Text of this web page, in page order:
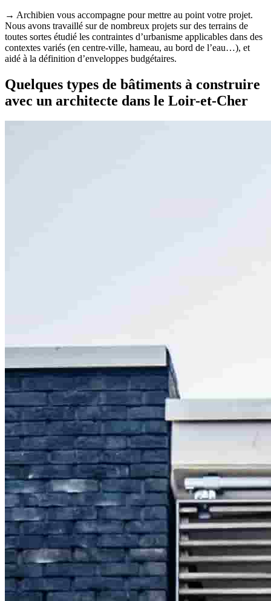
→ Archibien vous accompagne pour mettre au point votre projet.
Nous avons travaillé sur de nombreux projets sur des terrains de
toutes sortes étudié les contraintes d’urbanisme applicables dans des
contextes variés (en centre-ville, hameau, au bord de l’eau…), et
aidé à la définition d’enveloppes budgétaires.
Quelques types de bâtiments à construire
avec un architecte dans le Loir-et-Cher